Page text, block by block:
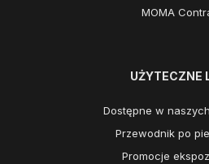
MOMA
UŻYTECZNE
Dostępne w
Przewodnik po
Promocje